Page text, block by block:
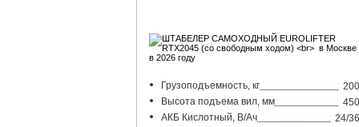
Грузоподъемность, кг
Высота подъема вил, мм
АКБ Кислотный, В/Ач
24/